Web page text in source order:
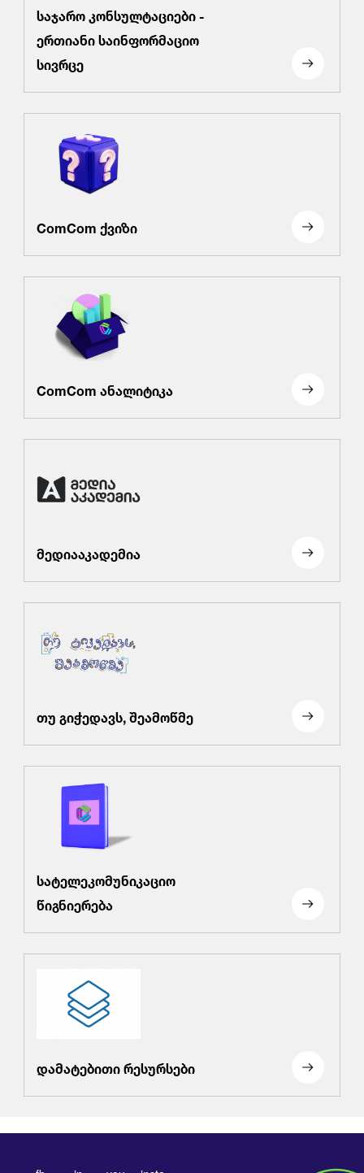
საჯარო კონსულტაციები -
ერთიანი საინფორმაციო
სივრცე
ComCom ქვიზი
ComCom ანალიტიკა
მედიააკადემია
თუ გიჭედავს, შეამოწმე
სატელეკომუნიკაციო
წიგნიერება
დამატებითი რესურსები